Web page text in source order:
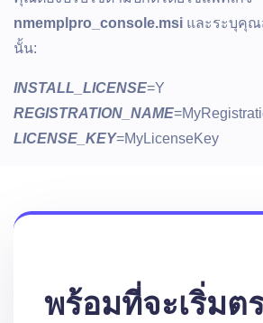
nmemplpro_console.msi และระบุคุณ
นั้น:
INSTALL_LICENSE=Y
REGISTRATION_NAME
LICENSE_KEY=MyLicenseKey
พร้อมที่จะเริ่มต